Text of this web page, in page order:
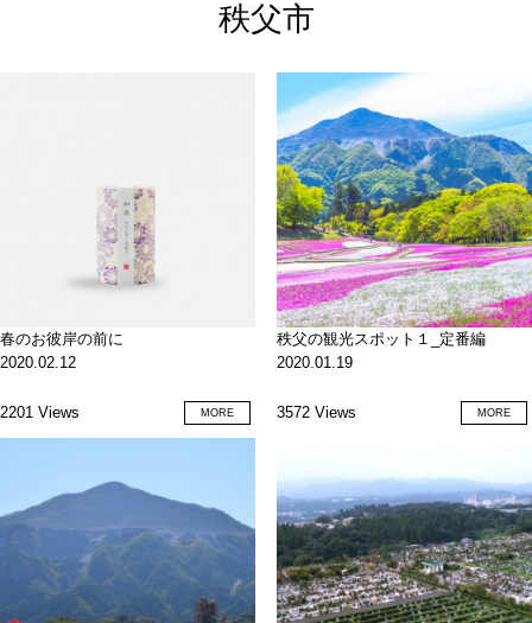
秩父市
春のお彼岸の前に
2020.02.12
2201 Views MORE
秩父の観光スポット１_定番編
2020.01.19
3572 Views MORE